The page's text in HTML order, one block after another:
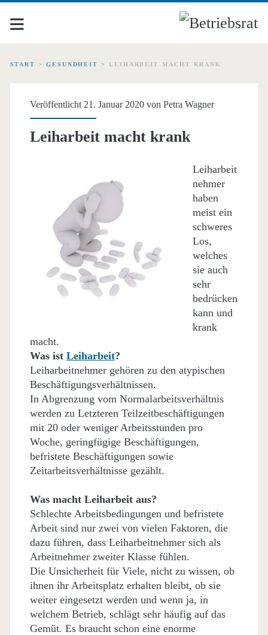
START > GESUNDHEIT > LEIHARBEIT MACHT KRANK
Veröffentlicht 21. Januar 2020 von Petra Wagner
Leiharbeit macht krank
Leiharbeit
nehmer
haben
meist ein
schweres
Los,
welches
sie auch
sehr
bedrücken
kann und
krank
macht.
Was ist Leiharbeit?
Leiharbeitnehmer gehören zu den atypischen
Beschäftigungsverhältnissen.
In Abgrenzung vom Normalarbeitsverhältnis
werden zu Letzteren Teilzeitbeschäftigungen
mit 20 oder weniger Arbeitsstunden pro
Woche, geringfügige Beschäftigungen,
befristete Beschäftigungen sowie
Zeitarbeitsverhältnisse gezählt.
Was macht Leiharbeit aus?
Schlechte Arbeitsbedingungen und befristete
Arbeit sind nur zwei von vielen Faktoren, die
dazu führen, dass Leiharbeitnehmer sich als
Arbeitnehmer zweiter Klasse fühlen.
Die Unsicherheit für Viele, nicht zu wissen, ob
ihnen ihr Arbeitsplatz erhalten bleibt, ob sie
weiter eingesetzt werden und wenn ja, in
welchem Betrieb, schlägt sehr häufig auf das
Gemüt. Es braucht schon eine enorme